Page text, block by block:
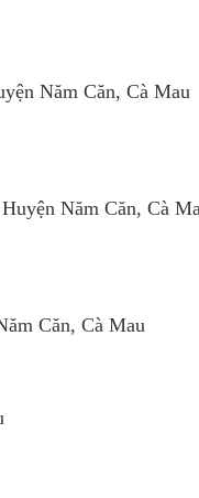
Năm Căn, Cà Mau
Năm Căn, Cà
Căn, Cà Mau